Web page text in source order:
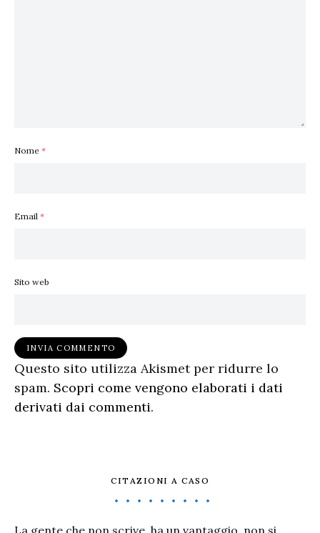
Nome *
Email *
Sito web
Questo sito utilizza Akismet per ridurre lo
spam. Scopri come vengono elaborati i dati
derivati dai commenti.
CITAZIONI A CASO
La gente che non scrive, ha un vantaggio, non si